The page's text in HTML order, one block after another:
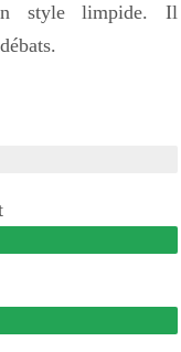
style limpide. Il